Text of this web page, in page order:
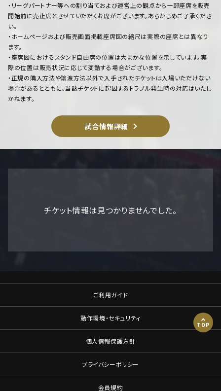
・リーグパートナー等への割り当ておよび運営上の観点から一部座席を販売
開始前に売止席とさせていただくお席がございます。あらかじめご了承くださ
い。
・ホームページおよび販売画面掲載座席図の縮尺は実際の座席とは異なり
ます。
・座席図におけるスタンド自由席の位置は大まかな位置を示しています。実
際の位置は販売状況に応じて変動する場合がございます。
・正規の購入方法や譲渡方法以外で入手されたチケットは入場いただけない
場合があるとともに、当該チケットに起因するトラブル発生時の対応はいたし
かねます。
試合情報詳細
チケット情報は見つかりませんでした。
ご利用ガイド
動作環境・セキュリティ
個人情報保護方針
プライバシーポリシー
会員規約
TOP